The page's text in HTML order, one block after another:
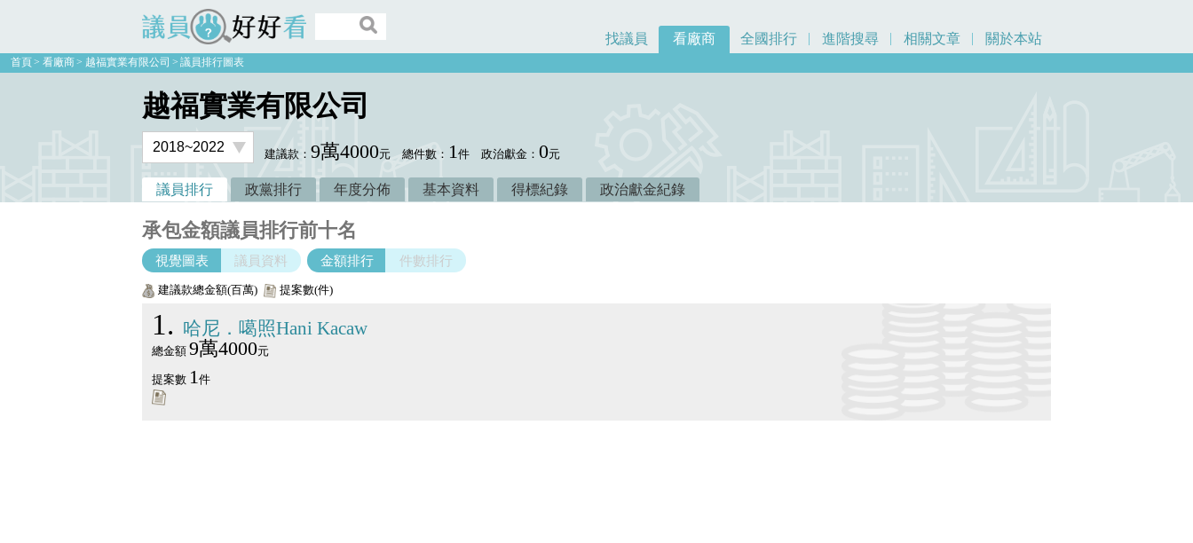
議員好好看
找議員 看廠商 全國排行 進階搜尋 相關文章 關於本站
首頁 看廠商 越福實業有限公司 議員排行圖表
越福實業有限公司
建議款：9萬4000元 總件數： 1件 政治獻金：0元
議員排行 政黨排行 年度分佈 基本資料 得標紀錄 政治獻金紀錄
承包金額議員排行前十名
視覺圖表 議員資料 金額排行 件數排行
建議款總金額(百萬) 提案數(件)
1 哈尼．噶照Hani Kacaw
總金額9萬4000元
提案數 1件